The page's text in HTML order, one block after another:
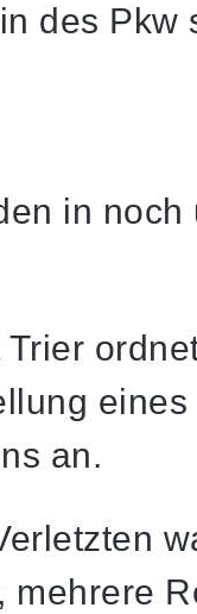
des Pkw
in
eines
an.
mehrere